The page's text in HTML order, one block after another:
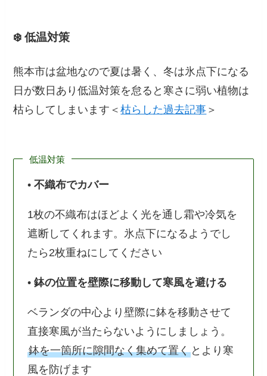
❄️ 低温対策
熊本市は盆地なので夏は暑く、冬は氷点下になる
日が数日あり低温対策を怠ると寒さに弱い植物は
枯らしてしまいます＜枯らした過去記事 ＞
低温対策
• 不織布でカバー
1枚の不織布はほどよく光を通し霜や冷気を
遮断してくれます。氷点下になるようでし
たら2枚重ねにしてください
• 鉢の位置を壁際に移動して寒風を避ける
ベランダの中心より壁際に鉢を移動させて
直接寒風が当たらないようにしましょう。
鉢を一箇所に隙間なく集めて置くとより寒
風を防げます